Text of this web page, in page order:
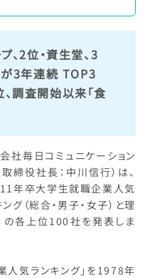
、2位・資生堂、3
が3年連続 TOP3
調査開始以来「食
会社毎日コミュニケーション
締役社長：中川信行）は、
年卒大学生就職企業人気
グ（総合・男子・女子）と理
の各上位100社を発表しま
人気ランキング」を1978年